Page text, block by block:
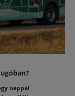
nappal